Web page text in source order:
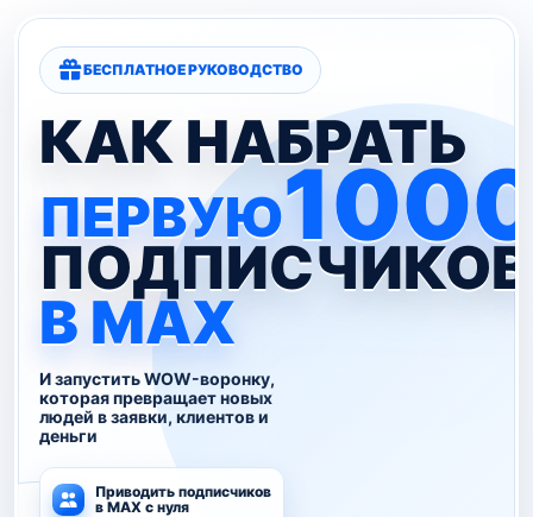
БЕСПЛАТНОЕ РУКОВОДСТВО
КАК НАБРАТЬ
ПЕРВУЮ
ПОДПИСЧИКОВ
В MAX
И запустить WOW-воронку,
которая превращает новых
людей в заявки, клиентов и
деньги
Приводить подписчиков
в MAX с нуля